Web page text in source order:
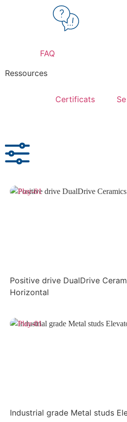
FAQ
Ressources
Certificats
Positive drive DualDrive
Horizontal
Industrial grade Metal studs